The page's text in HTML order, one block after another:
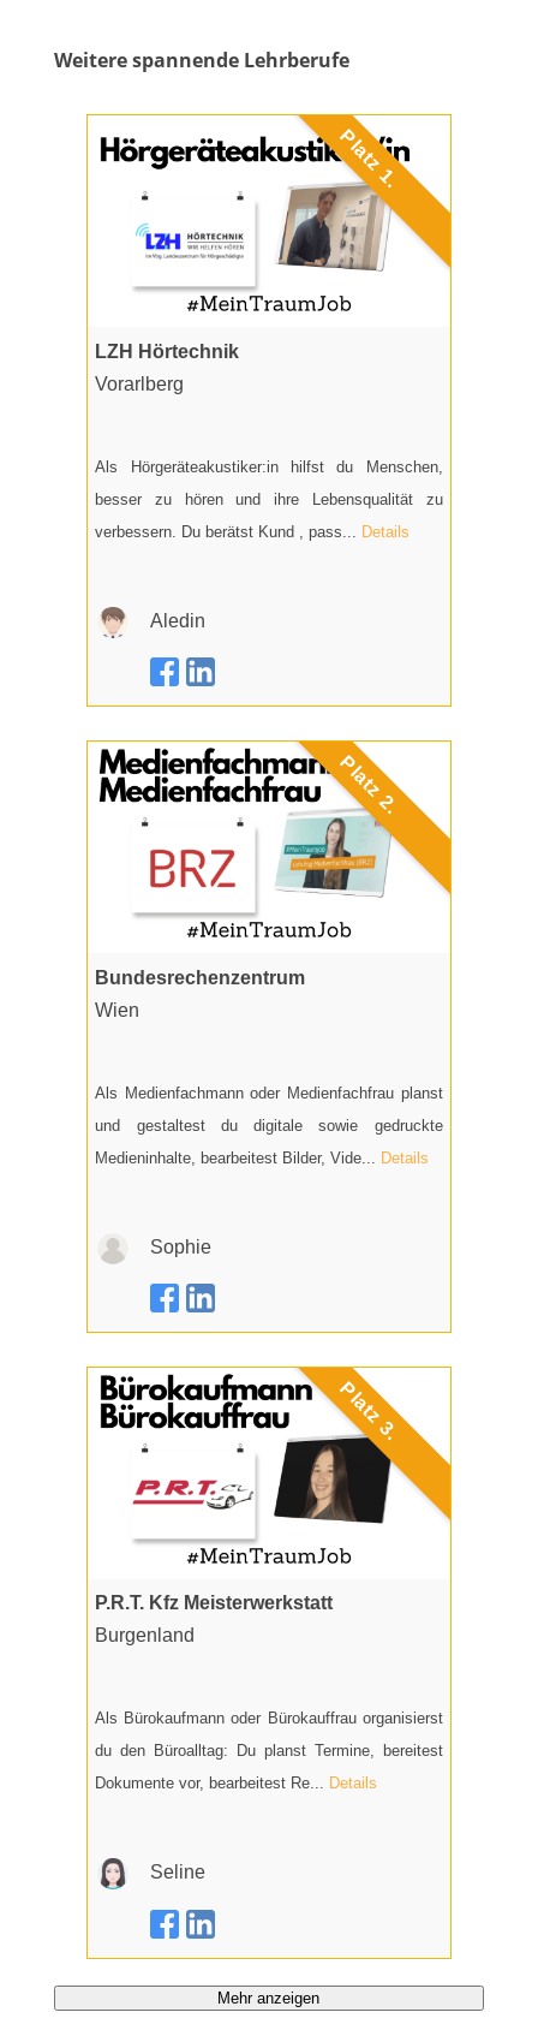
Weitere spannende Lehrberufe
Platz 1.
LZH Hörtechnik
Vorarl­berg
Als Hörgeräteakustiker:in hilfst du Menschen,
besser zu hören und ihre Lebensqualität zu
verbessern. Du berätst Kund , pass...
Details
Aledin
Platz 2.
Bundesrechenzentrum
Wien
Als Medienfachmann oder Medienfachfrau planst
und gestaltest du digitale sowie gedruckte
Medieninhalte, bearbeitest Bilder, Vide... Details
Sophie
Platz 3.
P.R.T. Kfz Meisterwerkstatt
Burgen­land
Als Bürokaufmann oder Bürokauffrau organisierst
du den Büroalltag: Du planst Termine, bereitest
Dokumente vor, bearbeitest Re... Details
Seline
Mehr anzeigen